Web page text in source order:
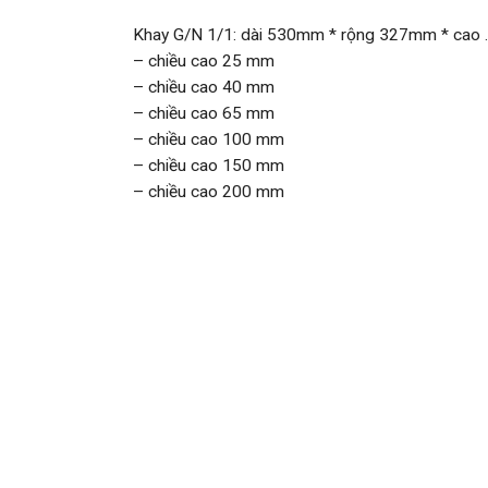
Khay G/N 1/1: dài 530mm * rộng 327mm *
– chiều cao 25 mm
– chiều cao 40 mm
– chiều cao 65 mm
– chiều cao 100 mm
– chiều cao 150 mm
– chiều cao 200 mm